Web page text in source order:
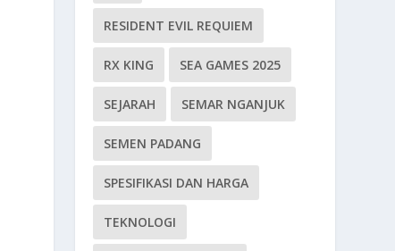
RESIDENT EVIL REQUIEM
RX KING SEA GAMES 2025
SEJARAH SEMAR NGANJUK
SEMEN PADANG
SPESIFIKASI DAN HARGA
TEKNOLOGI